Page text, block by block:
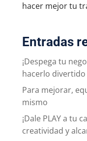
hacer mejor tu
Entradas
¡Despega tu
hacerlo divertido
Para mejorar,
mismo
¡Dale PLAY a tu
creatividad y